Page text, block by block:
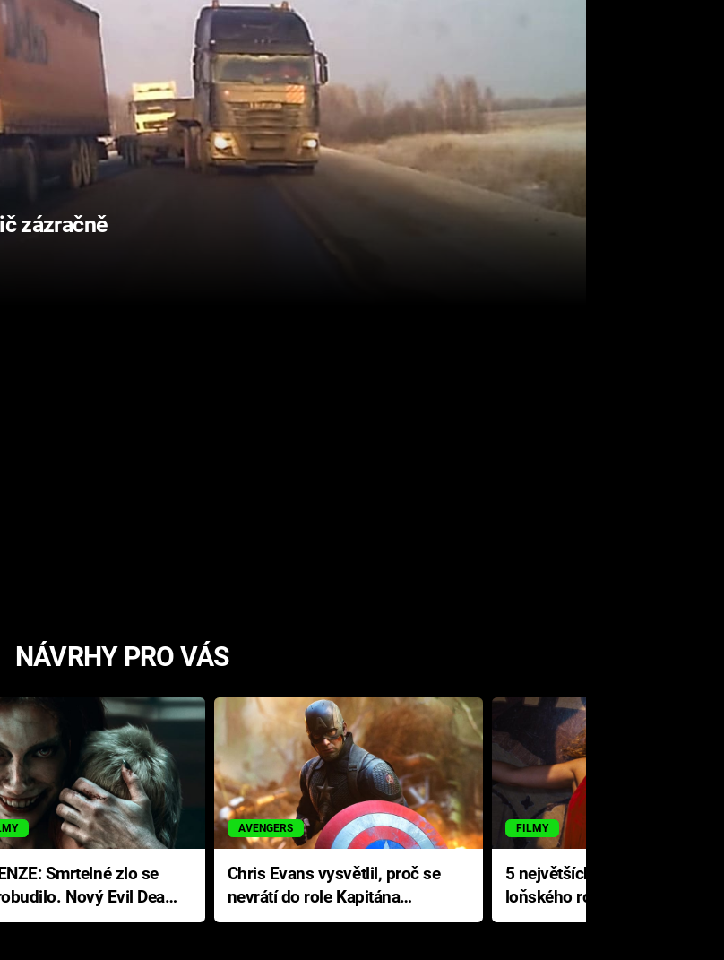
zázračně
NÁVRHY PRO VÁS
Nový Evil Dead
s neodolatelnou
AVENGERS
Chris Evans vysvětlil, proč se
nevrátí do role Kapitána
Ameriky
FILMY
5 největších propadáků
loňského roku: Disney na
jediné katastrofě prodělal 200